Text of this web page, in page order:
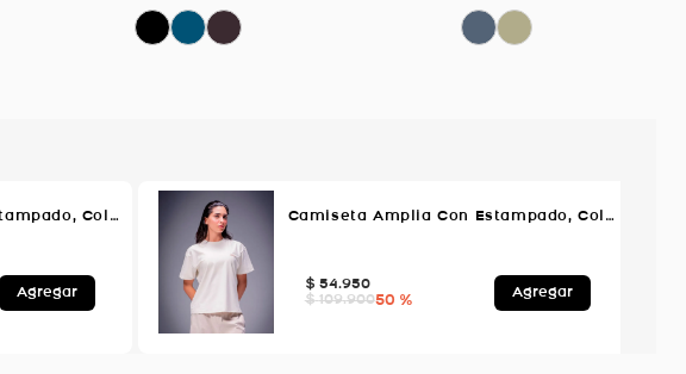
Camiseta Amplia Con Estampado, Color MELON Para Mujer
Agregar
Camiseta Amplia Con Estampado, Color MARFIL Para Mujer
$ 54.950
$ 109.90050 % Agregar